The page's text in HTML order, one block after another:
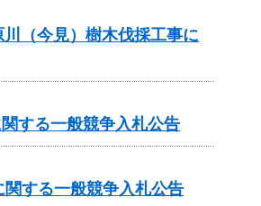
（今見）樹木伐採工事に
する一般競争入札公告
関する一般競争入札公告